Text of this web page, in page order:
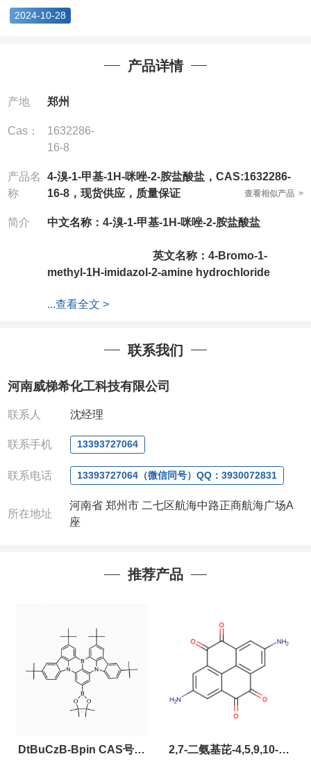
2024-10-28
产品详情
产地 郑州
Cas：
1632286-
16-8
产品名
称
4-溴-1-甲基-1H-咪唑-2-胺盐酸盐，CAS:1632286-
16-8，现货供应，质量保证
查看相似产品 >
简介 中文名称：4-溴-1-甲基-1H-咪唑-2-胺盐酸盐
英文名称：4-Bromo-1-
methyl-1H-imidazol-2-amine hydrochloride
CAS号：1632286-16-8
量：212.48
和生产的高级技术人员，以及设备齐全的研发实验室
和中试车间，店铺内只有部分产品，如需其他产品也
可咨询定制！
产品详细价格、规格等请直接联系：
联系人：杨经理
电话
:13393727064 / 0371-63377391
公司对高校和国家科研机构可以先发货和开票后再付
迎来电咨询相关产品，具体价格和优惠请联系或电
。
产品质量好,价格好,售后服务更好!!选择阿尔法（威
梯希）,会让您事半功倍!!!
以下是公司部分现货产品，同类也均可提供，有需要
也可联系。
...查看全文 >
联系我们
河南威梯希化工科技有限公司
联系人 沈经理
联系手机 13393727064
联系电话 13393727064（微信同号）QQ：3930072831
所在地址
河南省 郑州市 二七区航海中路正商航海广场A
座
推荐产品
DtBuCzB-Bpin CAS号： 2,7-二氨基芘-4,5,9,10-四